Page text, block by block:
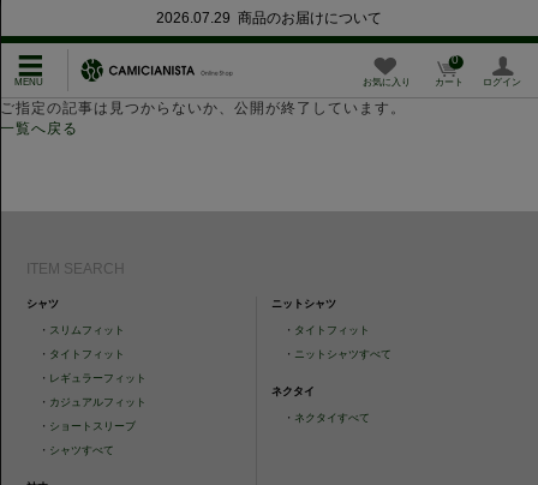
2026.07.29 商品のお届けについて
お気に入り カート
0
ログイン
ご指定の記事は見つからないか、公開が終了しています。
一覧へ戻る
ITEM SEARCH
シャツ
・ スリムフィット
・ タイトフィット
・ レギュラーフィット
・ カジュアルフィット
・ ショートスリーブ
・ シャツすべて
ニットシャツ
・ タイトフィット
・ ニットシャツすべて
ネクタイ
・ ネクタイすべて